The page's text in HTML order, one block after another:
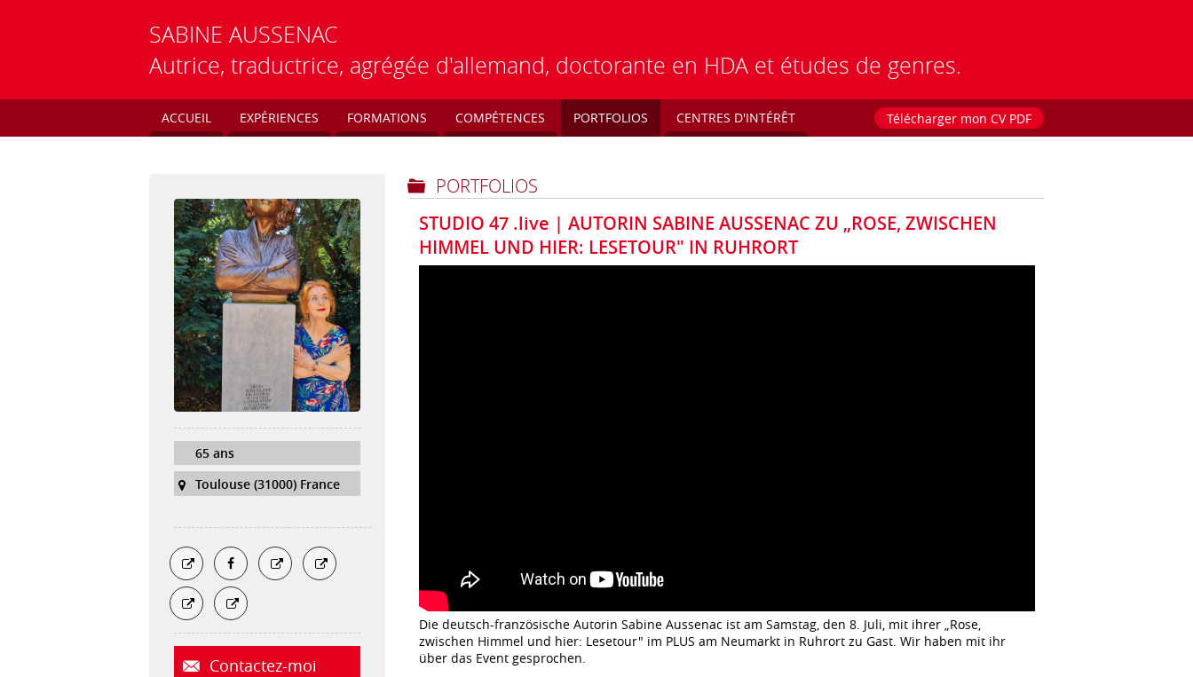
SABINE AUSSENAC
Autrice, traductrice, agrégée d'allemand, doctorante en HDA et études de genres.
ACCUEIL EXPÉRIENCES FORMATIONS COMPÉTENCES PORTFOLIOS CENTRES D'INTÉRÊT Télécharger mon CV PDF
65 ans
Toulouse (31000) France
Contactez-moi
PORTFOLIOS
STUDIO 47 .live | AUTORIN SABINE AUSSENAC ZU „ROSE, ZWISCHEN
HIMMEL UND HIER: LESETOUR" IN RUHRORT
Die deutsch-französische Autorin Sabine Aussenac ist am Samstag, den 8. Juli, mit ihrer „Rose,
zwischen Himmel und hier: Lesetour" im PLUS am Neumarkt in Ruhrort zu Gast. Wir haben mit ihr
über das Event gesprochen.